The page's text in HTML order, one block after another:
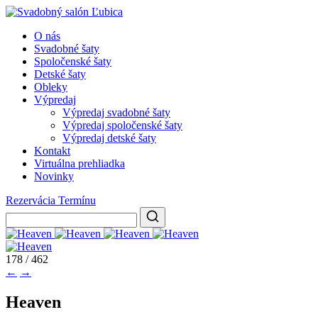
O nás
Svadobné šaty
Spoločenské šaty
Detské šaty
Obleky
Výpredaj
Výpredaj svadobné šaty
Výpredaj spoločenské šaty
Výpredaj detské šaty
Kontakt
Virtuálna prehliadka
Novinky
Rezervácia Termínu
178 / 462
← →
Heaven